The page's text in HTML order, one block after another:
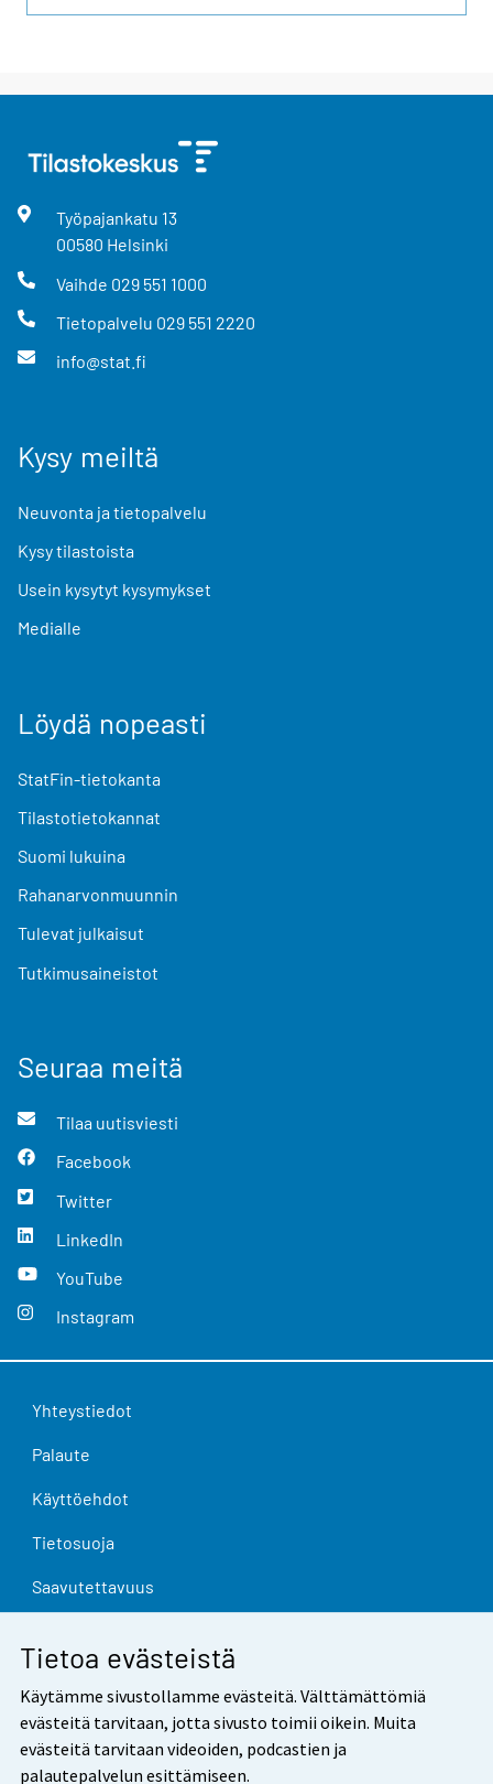
Tietoa evästeistä
Käytämme sivustollamme evästeitä. Välttämättömiä
evästeitä tarvitaan, jotta sivusto toimii oikein. Muita
evästeitä tarvitaan videoiden, podcastien ja
palautepalvelun esittämiseen.
Työpajankatu 13
00580 Helsinki
Vaihde 029 551 1000
Tietopalvelu 029 551 2220
info@stat.fi
Kysy meiltä
Neuvonta ja tietopalvelu
Kysy tilastoista
Usein kysytyt kysymykset
Medialle
Löydä nopeasti
StatFin-tietokanta
Tilastotietokannat
Suomi lukuina
Rahanarvonmuunnin
Tulevat julkaisut
Tutkimusaineistot
Seuraa meitä
Tilaa uutisviesti
Facebook
Twitter
LinkedIn
YouTube
Instagram
Yhteystiedot
Palaute
Käyttöehdot
Tietosuoja
Saavutettavuus
Evästeasetukset